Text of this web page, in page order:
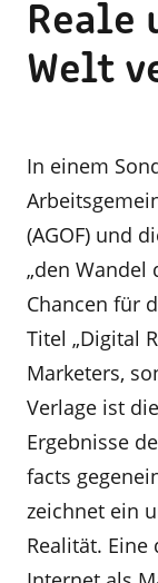
Reale
Welt
In einem
(AGOF) und
„den
Chancen für
Titel „Digital
Marketers,
Verlage ist
Ergebnisse
facts
zeichnet ein
Realität. Eine